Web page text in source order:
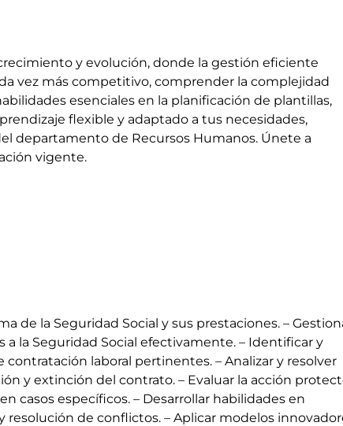
y evolución, donde la gestión eficiente
vez más competitivo, comprender la complejidad
esenciales en la planificación de plantillas,
flexible y adaptado a tus necesidades,
departamento de Recursos Humanos. Únete a
vigente.
de la Seguridad Social y sus prestaciones. –
a la Seguridad Social efectivamente. – Identificar y
contratación laboral pertinentes. – Analizar y resolver
y extinción del contrato. – Evaluar la acción
casos específicos. – Desarrollar habilidades en
resolución de conflictos. – Aplicar modelos